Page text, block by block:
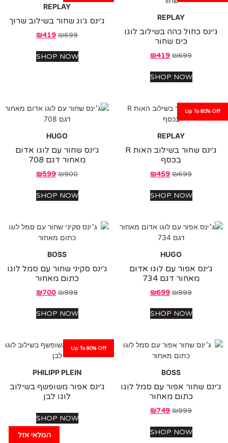
REPLAY
כחול כהה בשילוב לוגו
כיס שחור
₪
₪419
SHOP NOW
REPLAY
ג׳ינס ג׳וג שחור בשילוב שרוך
₪
₪419
SHOP NOW
Up To
REPLAY
ג׳ינס שחור בשילוב האות R
בכסף
₪
₪459
SHOP NOW
HUGO
ג׳ינס שחור עם לוגו אדום
מאחור דגם 708
₪
₪599
SHOP NOW
HUGO
אפור עם לוגו אדום
מאחור דגם 734
₪
₪699
SHOP NOW
BOSS
ג׳ינס סקיני שחור עם סמל לוגו
כתום מאחור
₪
₪700
SHOP NOW
BOSS
שחור אפור עם סמל לוגו
כתום מאחור
₪
₪749
SHOP NOW
Up To 80% Off
המלאי אזל
PHILIPP PLEIN
ג׳ינס אפור משופשף בשילוב
לוגו לבן
SHOP NOW